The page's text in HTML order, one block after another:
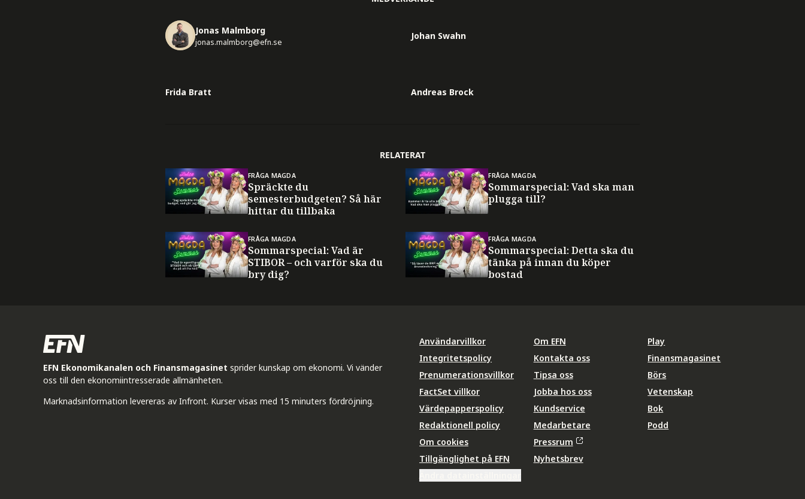
Jonas Malmborg
jonas.malmborg@efn.se
Johan Swahn
Frida Bratt Andreas Brock
RELATERAT
FRÅGA MAGDA
Spräckte du
semesterbudgeten? Så här
hittar du tillbaka
FRÅGA MAGDA
Sommarspecial: Vad ska man
plugga till?
FRÅGA MAGDA
Sommarspecial: Vad är
STIBOR – och varför ska du
bry dig?
FRÅGA MAGDA
Sommarspecial: Detta ska du
tänka på innan du köper
bostad
EFN Ekonomikanalen och Finansmagasinet sprider kunskap om ekonomi. Vi vänder
oss till den ekonomiintresserade allmänheten.
Marknadsinformation levereras av Infront. Kurser visas med 15 minuters fördröjning.
Användarvillkor
Integritetspolicy
Prenumerationsvillkor
FactSet villkor
Värdepapperspolicy
Redaktionell policy
Om cookies
Tillgänglighet på EFN
Om EFN
Kontakta oss
Tipsa oss
Jobba hos oss
Kundservice
Medarbetare
Pressrum
Nyhetsbrev
Play
Finansmagasinet
Börs
Vetenskap
Bok
Podd